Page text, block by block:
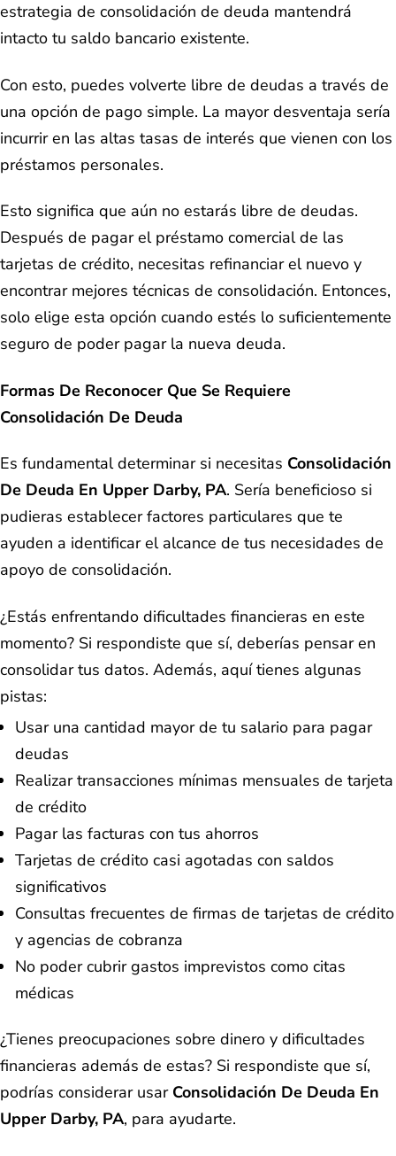
estrategia de consolidación de deuda mantendrá
intacto tu saldo bancario existente.
Con esto, puedes volverte libre de deudas a través de
una opción de pago simple. La mayor desventaja sería
incurrir en las altas tasas de interés que vienen con los
préstamos personales.
Esto significa que aún no estarás libre de deudas.
Después de pagar el préstamo comercial de las
tarjetas de crédito, necesitas refinanciar el nuevo y
encontrar mejores técnicas de consolidación. Entonces,
solo elige esta opción cuando estés lo suficientemente
seguro de poder pagar la nueva deuda.
Formas De Reconocer Que Se Requiere
Consolidación De Deuda
Es fundamental determinar si necesitas Consolidación
De Deuda En Upper Darby, PA. Sería beneficioso si
pudieras establecer factores particulares que te
ayuden a identificar el alcance de tus necesidades de
apoyo de consolidación.
¿Estás enfrentando dificultades financieras en este
momento? Si respondiste que sí, deberías pensar en
consolidar tus datos. Además, aquí tienes algunas
pistas:
Usar una cantidad mayor de tu salario para pagar
deudas
Realizar transacciones mínimas mensuales de tarjeta
de crédito
Pagar las facturas con tus ahorros
Tarjetas de crédito casi agotadas con saldos
significativos
Consultas frecuentes de firmas de tarjetas de crédito
y agencias de cobranza
No poder cubrir gastos imprevistos como citas
médicas
¿Tienes preocupaciones sobre dinero y dificultades
financieras además de estas? Si respondiste que sí,
podrías considerar usar Consolidación De Deuda En
Upper Darby, PA, para ayudarte.